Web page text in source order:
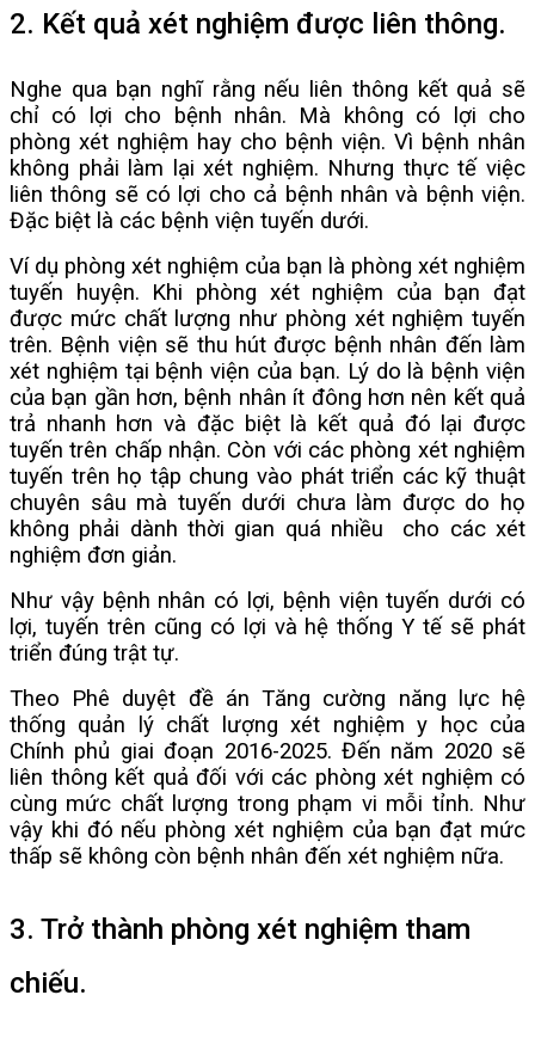
2. Kết quả xét nghiệm được liên thông.
Nghe qua bạn nghĩ rằng nếu liên thông kết quả sẽ
chỉ có lợi cho bệnh nhân. Mà không có lợi cho
phòng xét nghiệm hay cho bệnh viện. Vì bệnh nhân
không phải làm lại xét nghiệm. Nhưng thực tế việc
liên thông sẽ có lợi cho cả bệnh nhân và bệnh viện.
Đặc biệt là các bệnh viện tuyến dưới.
Ví dụ phòng xét nghiệm của bạn là phòng xét nghiệm
tuyến huyện. Khi phòng xét nghiệm của bạn đạt
được mức chất lượng như phòng xét nghiệm tuyến
trên. Bệnh viện sẽ thu hút được bệnh nhân đến làm
xét nghiệm tại bệnh viện của bạn. Lý do là bệnh viện
của bạn gần hơn, bệnh nhân ít đông hơn nên kết quả
trả nhanh hơn và đặc biệt là kết quả đó lại được
tuyến trên chấp nhận. Còn với các phòng xét nghiệm
tuyến trên họ tập chung vào phát triển các kỹ thuật
chuyên sâu mà tuyến dưới chưa làm được do họ
không phải dành thời gian quá nhiều cho các xét
nghiệm đơn giản.
Như vậy bệnh nhân có lợi, bệnh viện tuyến dưới có
lợi, tuyến trên cũng có lợi và hệ thống Y tế sẽ phát
triển đúng trật tự.
Theo Phê duyệt đề án Tăng cường năng lực hệ
thống quản lý chất lượng xét nghiệm y học của
Chính phủ giai đoạn 2016-2025. Đến năm 2020 sẽ
liên thông kết quả đối với các phòng xét nghiệm có
cùng mức chất lượng trong phạm vi mỗi tỉnh. Như
vậy khi đó nếu phòng xét nghiệm của bạn đạt mức
thấp sẽ không còn bệnh nhân đến xét nghiệm nữa.
3. Trở thành phòng xét nghiệm tham
chiếu.